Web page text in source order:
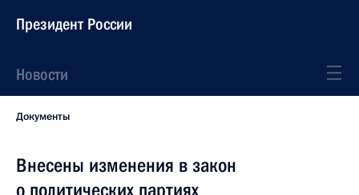
Президент России
Новости
Документы
Внесены изменения в закон
о политических партиях